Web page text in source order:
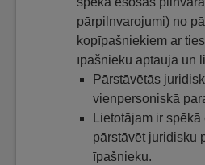
pārpilnvarojumi) no
kopīpašniekiem ar
īpašnieku aptaujā un
Pārstāvētās
vienpersoniskā
Lietotājam ir
pārstāvēt juridisku
īpašnieku.